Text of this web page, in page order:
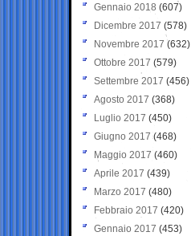
Gennaio 2018 (607)
Dicembre 2017 (578)
Novembre 2017 (632)
Ottobre 2017 (579)
Settembre 2017 (456)
Agosto 2017 (368)
Luglio 2017 (450)
Giugno 2017 (468)
Maggio 2017 (460)
Aprile 2017 (439)
Marzo 2017 (480)
Febbraio 2017 (420)
Gennaio 2017 (453)